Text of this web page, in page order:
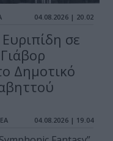
04.08.2026 | 20.02
σε
Δημοτικό
04.08.2026 | 19.04